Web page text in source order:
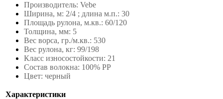
Производитель: Vebe
Ширина, м: 2/4 ; длина м.п.: 30
Площадь рулона, м.кв.: 60/120
Толщина, мм: 5
Вес ворса, гр./м.кв.: 530
Вес рулона, кг: 99/198
Класс износостойкости: 21
Состав волокна: 100% PP
Цвет: черный
Характеристики